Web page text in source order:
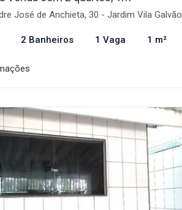
José de Anchieta, 30 - Jardim Vila Galvão, Guarulhos-SP
2 Banheiros 1 Vaga 1 m²